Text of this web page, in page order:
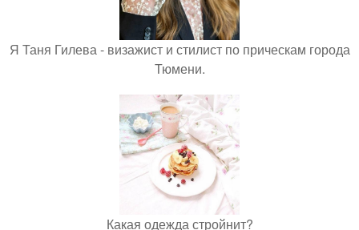
Я Таня Гилева - визажист и стилист по прическам города
Тюмени.
Какая одежда стройнит?